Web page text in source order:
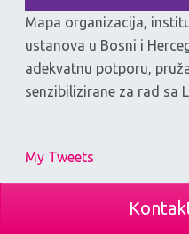
Mapa organizacija,
ustanova u Bosni i
adekvatnu potporu,
senzibilizirane za rad sa
My Tweets